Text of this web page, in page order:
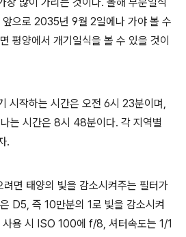
앞으로 2035년 9월 2일에나 가야 볼 수
평양에서 개기일식을 볼 수 있을 것이
시작하는 시간은 오전 6시 23분이며,
는 시간은 8시 48분이다. 각 지역별
.
면 태양의 빛을 감소시켜주는 필터가
D5, 즉 10만분의 1로 빛을 감소시켜
사용 시 ISO 100에 f/8, 셔터속도는 1/1